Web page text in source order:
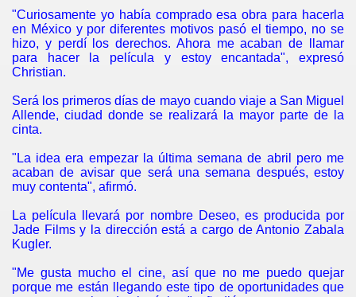
"Curiosamente yo había comprado esa obra para hacerla
en México y por diferentes motivos pasó el tiempo, no se
hizo, y perdí los derechos. Ahora me acaban de llamar
para hacer la película y estoy encantada", expresó
Christian.
Será los primeros días de mayo cuando viaje a San Miguel
Allende, ciudad donde se realizará la mayor parte de la
cinta.
"La idea era empezar la última semana de abril pero me
acaban de avisar que será una semana después, estoy
muy contenta", afirmó.
La película llevará por nombre Deseo, es producida por
Jade Films y la dirección está a cargo de Antonio Zabala
Kugler.
"Me gusta mucho el cine, así que no me puedo quejar
porque me están llegando este tipo de oportunidades que